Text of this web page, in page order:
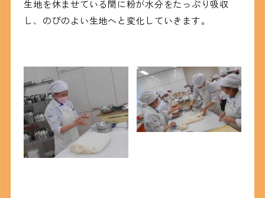
生地を休ませている間に粉が水分をたっぷり吸収
し、のびのよい生地へと変化していきます。